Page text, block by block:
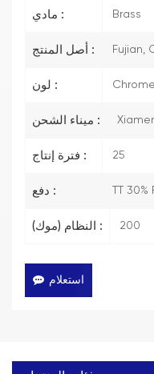
مادي : Brass
أصل المنتج : Fujian,
لون : Chrome
ميناء الشحن :
فترة إنتاج : 25
دفع : TT
النظام (موك) : 200
استعلام